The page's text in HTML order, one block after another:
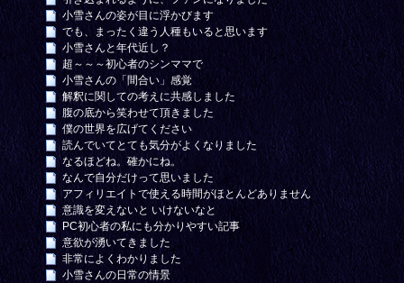
小雪さんの姿が目に浮かびます
でも、まったく違う人種もいると思います
小雪さんと年代近し？
超～～～初心者のシンママで
小雪さんの「間合い」感覚
解釈に関しての考えに共感しました
腹の底から笑わせて頂きました
僕の世界を広げてください
読んでいてとても気分がよくなりました
なるほどね。確かにね。
なんで自分だけって思いました
アフィリエイトで使える時間がほとんどありません
意識を変えないと いけないなと
PC初心者の私にも分かりやすい記事
意欲が湧いてきました
非常によくわかりました
小雪さんの日常の情景